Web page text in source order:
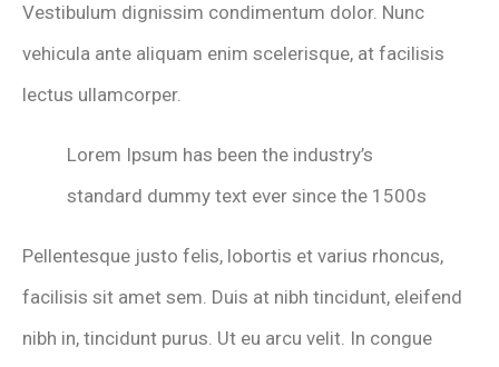
Vestibulum dignissim condimentum dolor. Nunc
vehicula ante aliquam enim scelerisque, at facilisis
lectus ullamcorper.
Lorem Ipsum has been the industry’s
standard dummy text ever since the 1500s
Pellentesque justo felis, lobortis et varius rhoncus,
facilisis sit amet sem. Duis at nibh tincidunt, eleifend
nibh in, tincidunt purus. Ut eu arcu velit. In congue